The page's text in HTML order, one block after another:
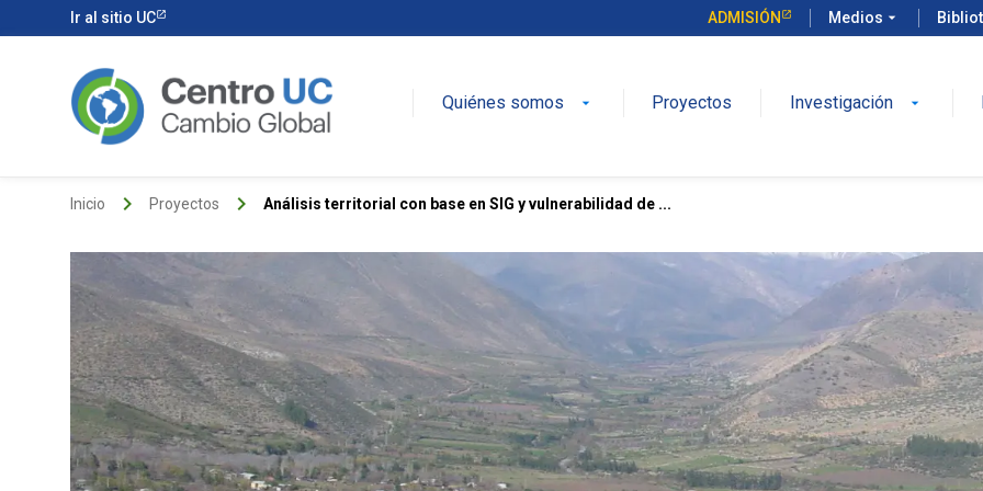
Ir al sitio UC ADMISIÓN Medios arrow_drop_down
Quiénes somos arrow_drop_down Proyectos Investigación arrow_drop_down
Inicio keyboard_arrow_right Proyectos keyboard_arrow_right Análisis territorial con base en SIG y vulnerabilidad de ...